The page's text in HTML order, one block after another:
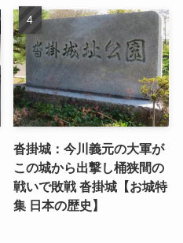
沓掛城：今川義元の大軍が
この城から出撃し桶狭間の
戦いで敗戦 沓掛城【お城特
集 日本の歴史】